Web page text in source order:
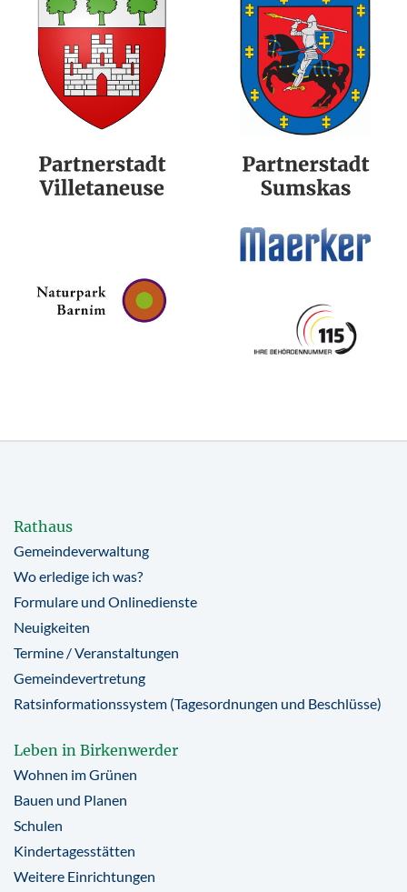
Rathaus
Gemeindeverwaltung
Wo erledige ich was?
Formulare und Onlinedienste
Neuigkeiten
Termine / Veranstaltungen
Gemeindevertretung
Ratsinformationssystem (Tagesordnungen und Beschlüsse)
Leben in Birkenwerder
Wohnen im Grünen
Bauen und Planen
Schulen
Kindertagesstätten
Weitere Einrichtungen